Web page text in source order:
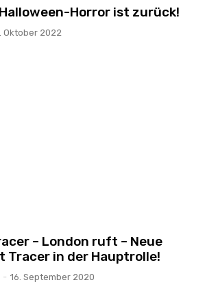
Horror ist zurück!
Oktober 2022
– London ruft – Neue
Tracer in der Hauptrolle!
- 16. September 2020